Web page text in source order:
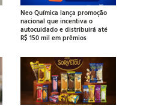
Neo Química lança promoção
nacional que incentiva o
autocuidado e distribuirá até
R$ 150 mil em prêmios